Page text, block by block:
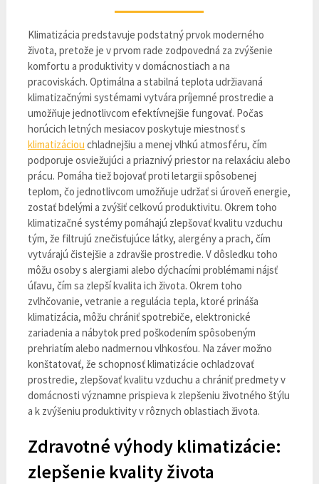
Klimatizácia predstavuje podstatný prvok moderného
života, pretože je v prvom rade zodpovedná za zvýšenie
komfortu a produktivity v domácnostiach a na
pracoviskách. Optimálna a stabilná teplota udržiavaná
klimatizačnými systémami vytvára príjemné prostredie a
umožňuje jednotlivcom efektívnejšie fungovať. Počas
horúcich letných mesiacov poskytuje miestnosť s
klimatizáciou chladnejšiu a menej vlhkú atmosféru, čím
podporuje osviežujúci a priaznivý priestor na relaxáciu alebo
prácu. Pomáha tiež bojovať proti letargii spôsobenej
teplom, čo jednotlivcom umožňuje udržať si úroveň energie,
zostať bdelými a zvýšiť celkovú produktivitu. Okrem toho
klimatizačné systémy pomáhajú zlepšovať kvalitu vzduchu
tým, že filtrujú znečisťujúce látky, alergény a prach, čím
vytvárajú čistejšie a zdravšie prostredie. V dôsledku toho
môžu osoby s alergiami alebo dýchacími problémami nájsť
úľavu, čím sa zlepší kvalita ich života. Okrem toho
zvlhčovanie, vetranie a regulácia tepla, ktoré prináša
klimatizácia, môžu chrániť spotrebiče, elektronické
zariadenia a nábytok pred poškodením spôsobeným
prehriatím alebo nadmernou vlhkosťou. Na záver možno
konštatovať, že schopnosť klimatizácie ochladzovať
prostredie, zlepšovať kvalitu vzduchu a chrániť predmety v
domácnosti významne prispieva k zlepšeniu životného štýlu
a k zvýšeniu produktivity v rôznych oblastiach života.
Zdravotné výhody klimatizácie:
zlepšenie kvality života